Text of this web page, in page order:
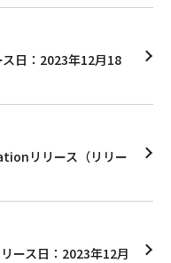
日：2023年12月18
リリース（リリー
ース日：2023年12月